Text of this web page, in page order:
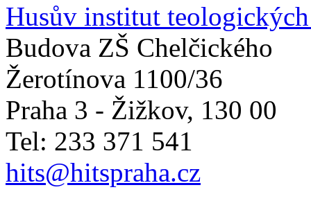
Husův institut
Budova ZŠ Chelčického
Žerotínova 1100/36
Praha 3 - Žižkov, 130 00
Tel: 233 371 541
hits@hitspraha.cz